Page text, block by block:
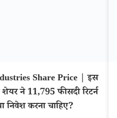
Share Price | इस
निवेश करना चाहिए?